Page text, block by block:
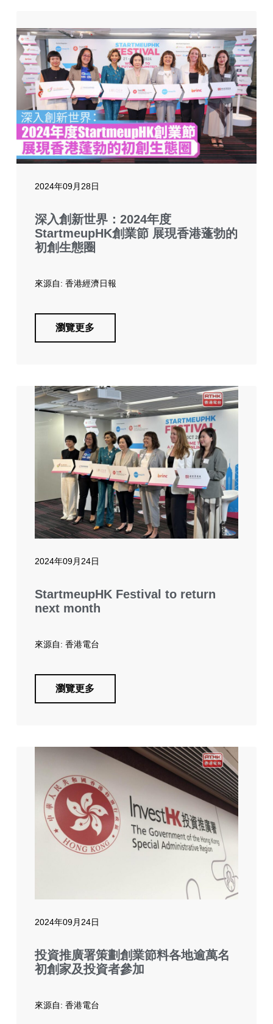
2024年09月28日
深入創新世界：2024年度
StartmeupHK創業節 展現香港蓬勃的
初創生態圈
來源自: 香港經濟日報
瀏覽更多
2024年09月24日
StartmeupHK Festival to return
next month
來源自: 香港電台
瀏覽更多
2024年09月24日
投資推廣署策劃創業節料各地逾萬名
初創家及投資者參加
來源自: 香港電台